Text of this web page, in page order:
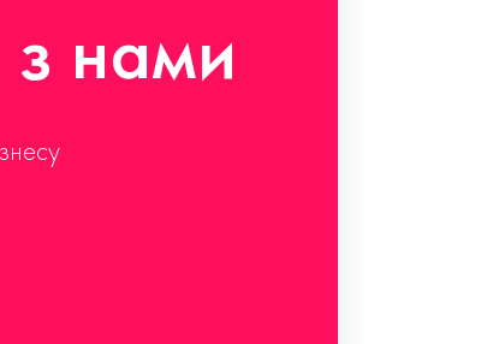
з нами